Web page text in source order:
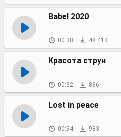
Babel 2020
00:38 48 413
Красота струн
00:32 886
Lost in peace
00:34 983